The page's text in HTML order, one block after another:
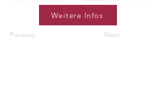
Weitere Infos
Previous Next